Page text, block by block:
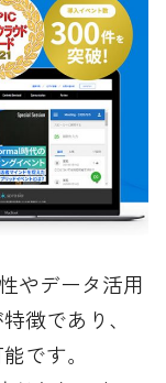
やデータ活用
徴であり、
です。